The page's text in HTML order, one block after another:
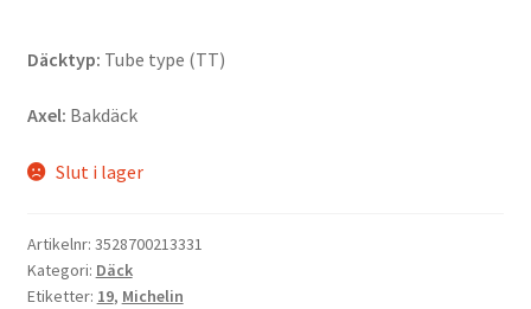
Däcktyp: Tube type (TT)
Axel: Bakdäck
Slut i lager
Artikelnr: 3528700213331
Kategori: Däck
Etiketter: 19, Michelin